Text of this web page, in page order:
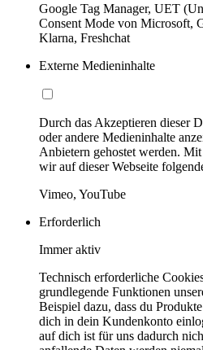
Google Tag Manager, UET
Consent Mode von Microsoft,
Klarna, Freshchat
Externe Medieninhalte
Durch das Akzeptieren dieser
oder andere Medieninhalte
Anbietern gehostet werden.
wir auf dieser Webseite
Vimeo, YouTube
Erforderlich
Immer aktiv
Technisch erforderliche
grundlegende Funktionen
Beispiel dazu, dass du
dich in dein Kundenkonto
auf dich ist für uns dadurch